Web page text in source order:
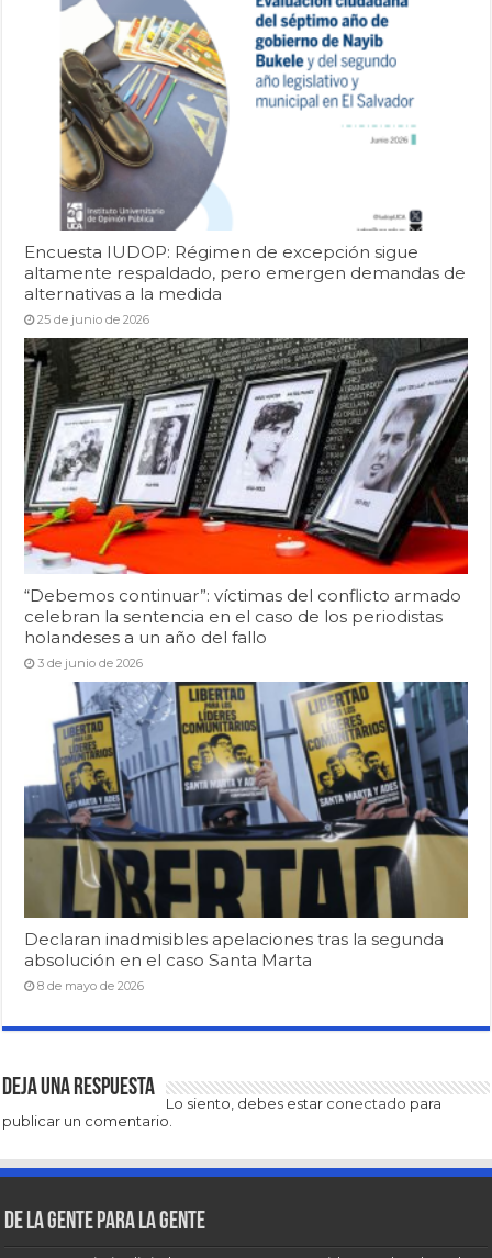
Encuesta IUDOP: Régimen de excepción sigue
altamente respaldado, pero emergen demandas de
alternativas a la medida
25 de junio de 2026
“Debemos continuar”: víctimas del conflicto armado
celebran la sentencia en el caso de los periodistas
holandeses a un año del fallo
3 de junio de 2026
Declaran inadmisibles apelaciones tras la segunda
absolución en el caso Santa Marta
8 de mayo de 2026
Deja una respuesta
Lo siento, debes estar conectado para
publicar un comentario.
De la gente para la gente